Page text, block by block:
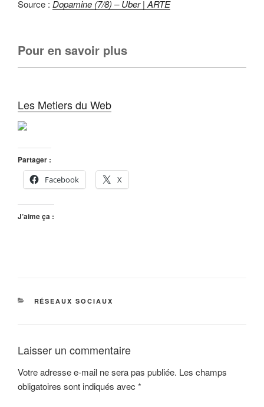
Source : Dopamine (7/8) – Uber | ARTE
Pour en savoir plus
Les Metiers du Web
Partager :
Facebook
X
J’aime ça :
CATÉGORIES
RÉSEAUX SOCIAUX
Laisser un commentaire
Votre adresse e-mail ne sera pas publiée. Les champs
obligatoires sont indiqués avec *